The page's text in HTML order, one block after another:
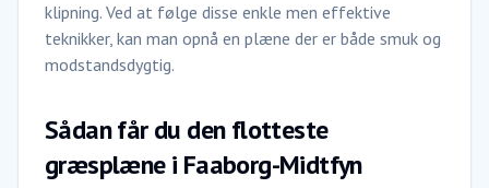
klipning. Ved at følge disse enkle men effektive
teknikker, kan man opnå en plæne der er både smuk og
modstandsdygtig.
Sådan får du den flotteste
græsplæne i Faaborg-Midtfyn